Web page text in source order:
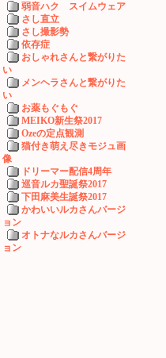
弱音ハク スイムウェア
さし直立
さし撮影勢
依存症
おしゃれさんと繋がりた
い
メンヘラさんと繋がりた
い
お薬もぐもぐ
MEIKO新生祭2017
Ozeの定点観測
猫付き萌え尽きモジュ画
像
ドリーマー配信4周年
巡音ルカ聖誕祭2017
下田麻美生誕祭2017
かわいいルカさんバージ
ョン
オトナなルカさんバージ
ョン